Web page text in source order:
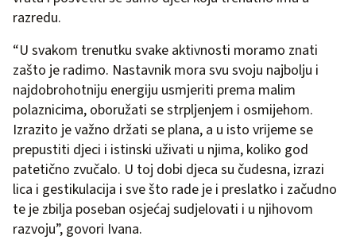
razredu.
“U svakom trenutku svake aktivnosti moramo znati
zašto je radimo. Nastavnik mora svu svoju najbolju i
najdobrohotniju energiju usmjeriti prema malim
polaznicima, oboružati se strpljenjem i osmijehom.
Izrazito je važno držati se plana, a u isto vrijeme se
prepustiti djeci i istinski uživati u njima, koliko god
patetično zvučalo. U toj dobi djeca su čudesna, izrazi
lica i gestikulacija i sve što rade je i preslatko i začudno
te je zbilja poseban osjećaj sudjelovati i u njihovom
razvoju”, govori Ivana.